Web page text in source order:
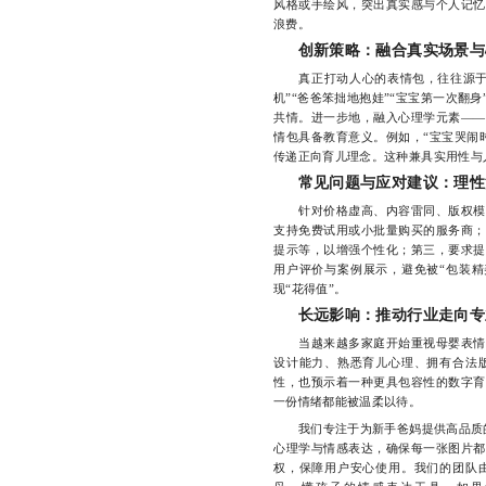
风格或手绘风，突出真实感与个人记
浪费。
创新策略：融合真实场景
真正打动人心的表情包，往往源于
机”“爸爸笨拙地抱娃”“宝宝第一次翻
共情。进一步地，融入心理学元素
情包具备教育意义。例如，“宝宝哭
传递正向育儿理念。这种兼具实用性与
常见问题与应对建议：理
针对价格虚高、内容雷同、版权模
支持免费试用或小批量购买的服务商
提示等，以增强个性化；第三，要求
用户评价与案例展示，避免被“包装
现“花得值”。
长远影响：推动行业走向
当越来越多家庭开始重视母婴表情
设计能力、熟悉育儿心理、拥有合法
性，也预示着一种更具包容性的数字
一份情绪都能被温柔以待。
我们专注于为新手爸妈提供高品质
心理学与情感表达，确保每一张图片
权，保障用户安心使用。我们的团队